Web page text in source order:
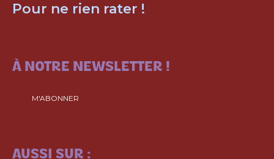
Pour ne rien rater !
À NOTRE NEWSLETTER !
M'ABONNER
AUSSI SUR :